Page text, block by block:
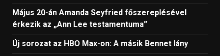
Május 20-án Amanda Seyfried főszereplésével
érkezik az „Ann Lee testamentuma”
Új sorozat az HBO Max-on: A másik Bennet lány